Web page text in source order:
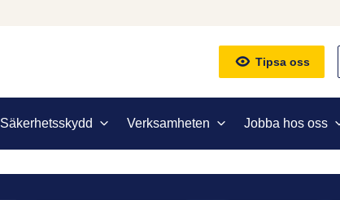
Tipsa oss
Säkerhetsskydd Verksamheten Jobba hos oss